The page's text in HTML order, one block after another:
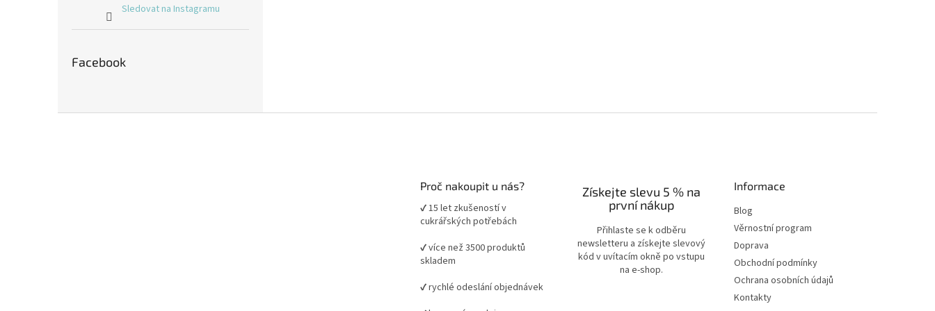
Sledovat na Instagramu
Facebook
Proč nakoupit u nás?
✔ 15 let zkušeností v
cukrářských potřebách
✔ více než 3500 produktů
skladem
✔ rychlé odeslání objednávek
Získejte slevu 5 % na
první nákup
Přihlaste se k odběru
newsletteru a získejte slevový
kód v uvítacím okně po vstupu
na e-shop.
Informace
Blog
Věrnostní program
Doprava
Obchodní podmínky
Ochrana osobních údajů
Kontakty